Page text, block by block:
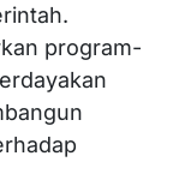
program-